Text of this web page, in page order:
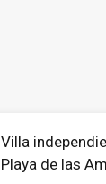
Villa
Playa de las